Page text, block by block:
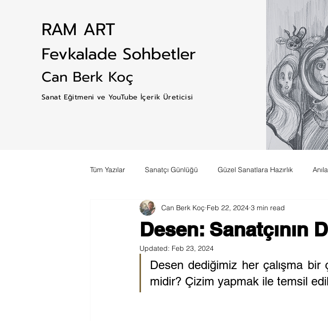
RAM ART
Fevkalade Sohbetler
Can Berk Koç
Sanat Eğitmeni ve YouTube İçerik Üreticisi
Tüm Yazılar Sanatçı Günlüğü Güzel Sanatlara Hazırlık
Desen: Sanatçının
Can Berk Koç Feb 22, 2024 3 min read
Updated: Feb 23, 2024
Desen dediğimiz her çalışma
midir? Çizim yapmak ile temsil